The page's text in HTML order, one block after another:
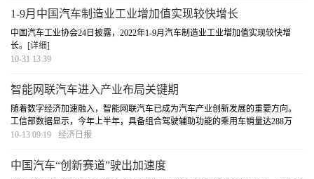
1-9月中国汽车制造业工业增加值实现较快增长
中国汽车工业协会24日披露，2022年1-9月汽车制造业工业增加值实现较快增
长。 [详细]
10-31 13:39
智能网联汽车进入产业布局关键期
随着数字经济加速融入，智能网联汽车已成为汽车产业创新发展的重要方向。
工信部数据显示，今年上半年，具备组合驾驶辅助功能的乘用车销量达288万
辆，渗透率升至32.4%，同比增长46.2%；17个测试示范区、16个“双智”试点城
10-13 09:19 经济日报
中国汽车“创新赛道”驶出加速度